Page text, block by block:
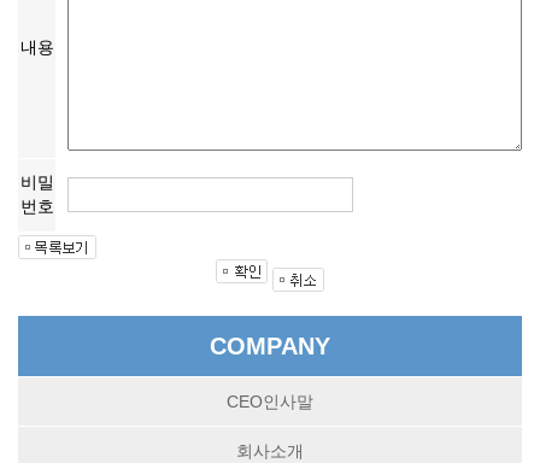
내용
비밀
번호
COMPANY
CEO인사말
회사소개